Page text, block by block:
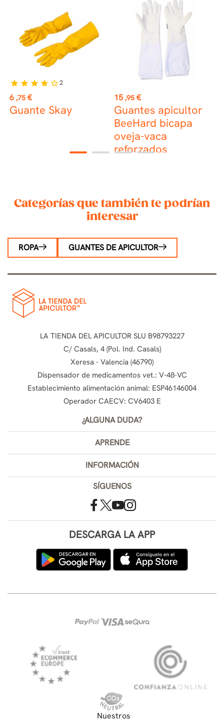
Precio
6 ,75 €
Guante Skay
star star star star star_border2
Precio
15 ,95 €
Guantes apicultor
BeeHard bicapa
oveja-vaca
reforzados
1 2 3 4
Categorías que también te podrían
interesar
ROPA GUANTES DE APICULTOR
LA TIENDA DEL APICULTOR SLU B98793227
C/ Casals, 4 (Pol. Ind. Casals)
Xeresa - Valencia (46790)
Dispensador de medicamentos vet.: V-48-VC
Establecimiento alimentación animal: ESP46146004
Operador CAECV: CV6403 E
¿ALGUNA DUDA?
APRENDE
INFORMACIÓN
SÍGUENOS
DESCARGA LA APP
Nuestros